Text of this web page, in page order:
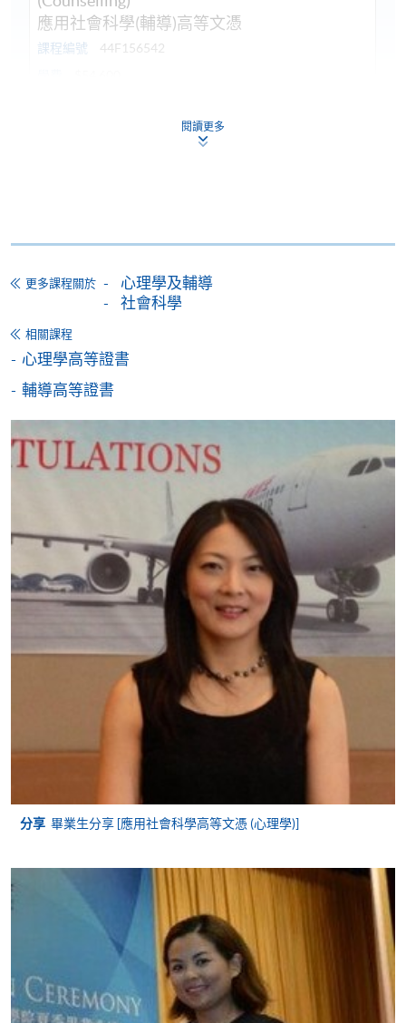
應用社會科學(輔導)高等文憑
課程編號
44F156542
申請
申請表 下載申請表
香港大學專業進修學院提供24小時網上報名及繳費服
務，申請人可通過網上申請個別學歷頒授課程和報讀
大部份公開招生的課程(以先到先得形式報名的課程)。
申請人可在網上使用「繳費靈」(PPS) (不適用於手
機)、VISA 或 Mastercard。除上述支付方式之外，如就
讀學歷頒授課程設有網上服務，在學學員亦可以「微
信支付」(Online WeChat Pay) 、「支付寶」(Online
Alipay) 或 「轉數快」(FPS) 繳付學費。
填寫網上報名表格
圖示進入網上服務網頁，然
後按照指示填妥網上報名表格。
某些課程須甄選入學，並要求申請人上載課程網頁
中指定所須文件(如學歷證明)。系統只支援doc,
docx, jpg 和pdf格式之附件。
閱讀更多
更多課程關於
心理學及輔導
社會科學
相關課程
心理學高等證書
輔導高等證書
分享 畢業生分享 [應用社會科學高等文憑 (心理學)]